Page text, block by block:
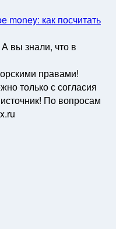
money: как посчитать
вы знали, что в
правами!
только с согласия
По вопросам